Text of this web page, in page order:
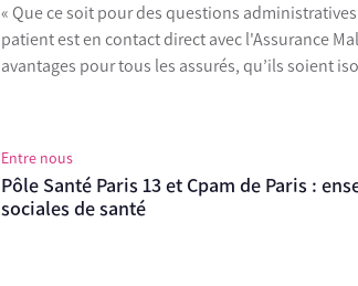
« Que ce soit pour des questions
patient est en contact direct avec l'Assurance
avantages pour tous les assurés, qu’ils soient
Entre nous
Pôle Santé Paris 13 et Cpam de Paris :
sociales de santé